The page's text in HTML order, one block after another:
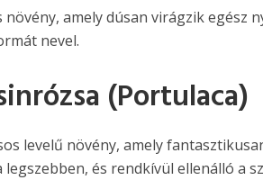
növény, amely dúsan virágzik egész
nevel.
(Portulaca)
levelű növény, amely
legszebben, és rendkívül ellenálló a